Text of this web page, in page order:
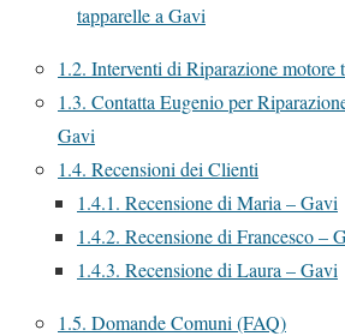
tapparelle a Gavi
1.2. Interventi di Riparazione motore
1.3. Contatta Eugenio per
Gavi
1.4. Recensioni dei Clienti
1.4.1. Recensione di Maria – Gavi
1.4.2. Recensione di Francesco –
1.4.3. Recensione di Laura – Gavi
1.5. Domande Comuni (FAQ)